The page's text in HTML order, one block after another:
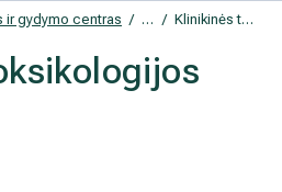
gydymo centras GydytojaiKlinikinės toksikologijos gydytojai